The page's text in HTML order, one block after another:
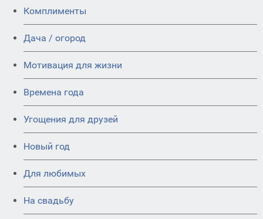
Комплименты
Дача / огород
Мотивация для жизни
Времена года
Угощения для друзей
Новый год
Для любимых
На свадьбу